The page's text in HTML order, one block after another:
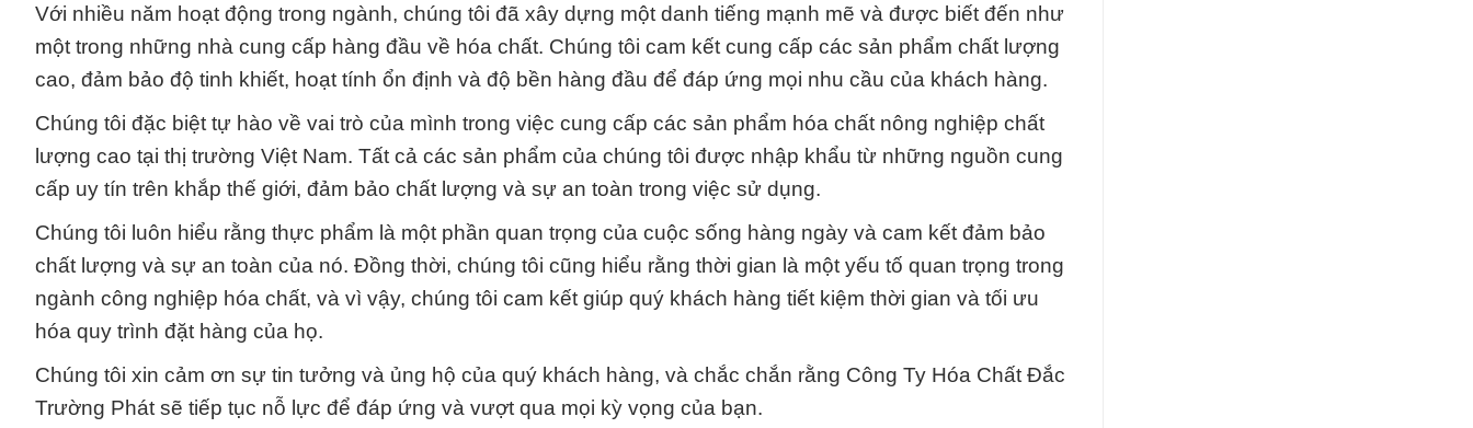
Với nhiều năm hoạt động trong ngành, chúng tôi đã xây dựng một danh tiếng mạnh mẽ và được biết đến như
một trong những nhà cung cấp hàng đầu về hóa chất. Chúng tôi cam kết cung cấp các sản phẩm chất lượng
cao, đảm bảo độ tinh khiết, hoạt tính ổn định và độ bền hàng đầu để đáp ứng mọi nhu cầu của khách hàng.
Chúng tôi đặc biệt tự hào về vai trò của mình trong việc cung cấp các sản phẩm hóa chất nông nghiệp chất
lượng cao tại thị trường Việt Nam. Tất cả các sản phẩm của chúng tôi được nhập khẩu từ những nguồn cung
cấp uy tín trên khắp thế giới, đảm bảo chất lượng và sự an toàn trong việc sử dụng.
Chúng tôi luôn hiểu rằng thực phẩm là một phần quan trọng của cuộc sống hàng ngày và cam kết đảm bảo
chất lượng và sự an toàn của nó. Đồng thời, chúng tôi cũng hiểu rằng thời gian là một yếu tố quan trọng trong
ngành công nghiệp hóa chất, và vì vậy, chúng tôi cam kết giúp quý khách hàng tiết kiệm thời gian và tối ưu
hóa quy trình đặt hàng của họ.
Chúng tôi xin cảm ơn sự tin tưởng và ủng hộ của quý khách hàng, và chắc chắn rằng Công Ty Hóa Chất Đắc
Trường Phát sẽ tiếp tục nỗ lực để đáp ứng và vượt qua mọi kỳ vọng của bạn.